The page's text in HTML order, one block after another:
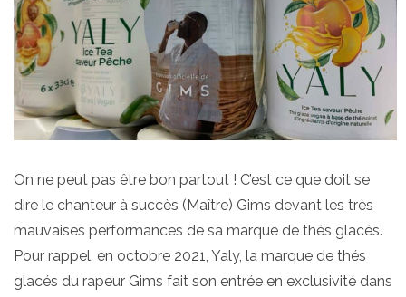
On ne peut pas être bon partout ! C’est ce que doit se
dire le chanteur à succès (Maître) Gims devant les très
mauvaises performances de sa marque de thés glacés.
Pour rappel, en octobre 2021, Yaly, la marque de thés
glacés du rapeur Gims fait son entrée en exclusivité dans